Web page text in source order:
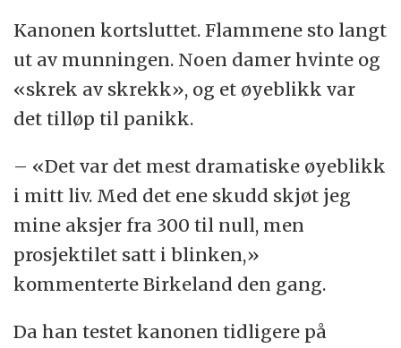
Kanonen kortsluttet. Flammene sto langt
ut av munningen. Noen damer hvinte og
«skrek av skrekk», og et øyeblikk var
det tilløp til panikk.
– «Det var det mest dramatiske øyeblikk
i mitt liv. Med det ene skudd skjøt jeg
mine aksjer fra 300 til null, men
prosjektilet satt i blinken,»
kommenterte Birkeland den gang.
Da han testet kanonen tidligere på